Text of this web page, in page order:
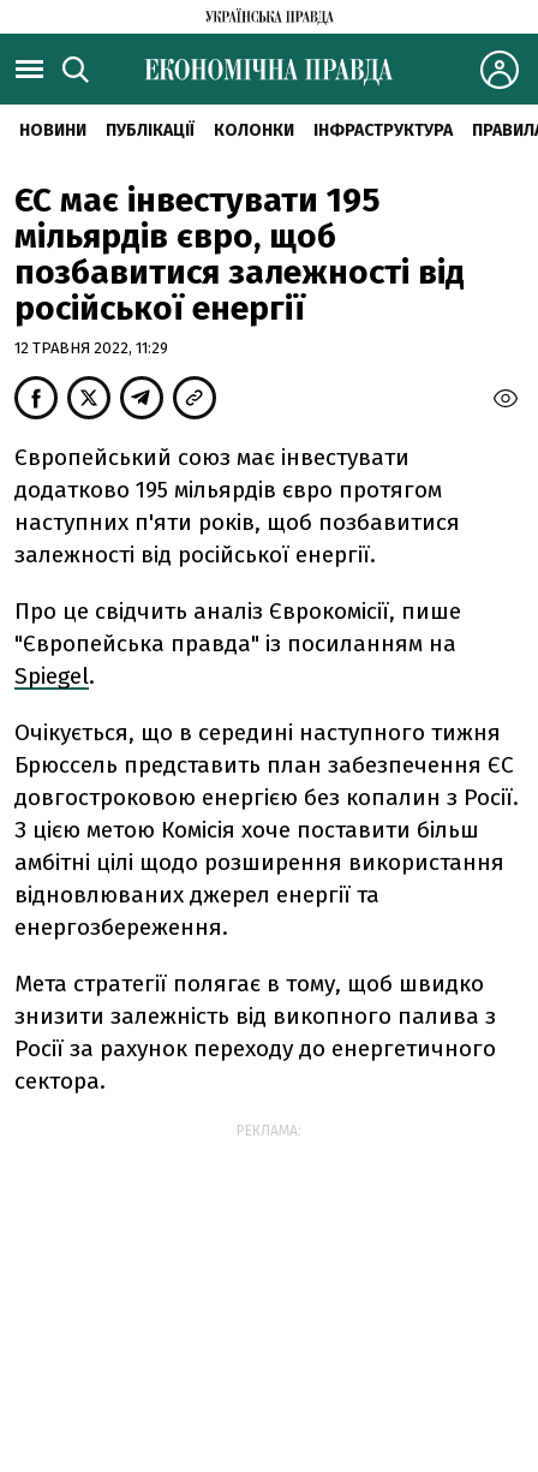
НОВИНИ ПУБЛІКАЦІЇ КОЛОНКИ ІНФРАСТРУКТУРА
ЄС має інвестувати 195
мільярдів євро, щоб
позбавитися залежності від
російської енергії
12 ТРАВНЯ 2022, 11:29
Європейський союз має інвестувати
додатково 195 мільярдів євро протягом
наступних п'яти років, щоб позбавитися
залежності від російської енергії.
Про це свідчить аналіз Єврокомісії, пише
"Європейська правда" із посиланням на
Spiegel.
Очікується, що в середині наступного тижня
Брюссель представить план забезпечення ЄС
довгостроковою енергією без копалин з Росії.
З цією метою Комісія хоче поставити більш
амбітні цілі щодо розширення використання
відновлюваних джерел енергії та
енергозбереження.
Мета стратегії полягає в тому, щоб швидко
знизити залежність від викопного палива з
Росії за рахунок переходу до енергетичного
сектора.
РЕКЛАМА: